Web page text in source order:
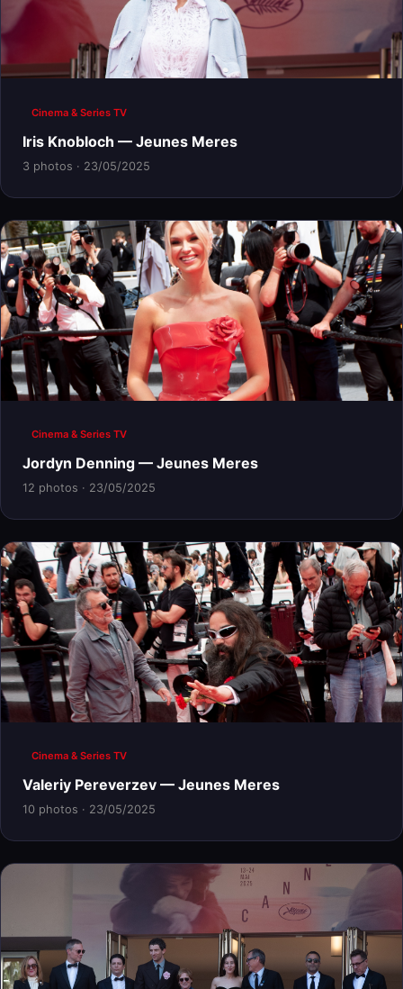
Cinema & Series TV
Iris Knobloch — Jeunes Meres
3 photos · 23/05/2025
Cinema & Series TV
Jordyn Denning — Jeunes Meres
12 photos · 23/05/2025
Cinema & Series TV
Valeriy Pereverzev — Jeunes Meres
10 photos · 23/05/2025